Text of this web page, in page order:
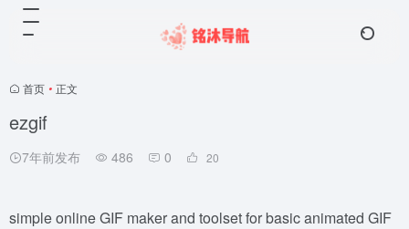
首页 • 正文
ezgif
7年前发布 486 0 20
simple online GIF maker and toolset for basic animated GIF